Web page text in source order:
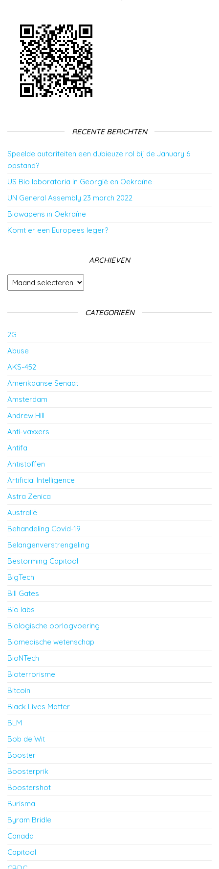
RECENTE BERICHTEN
Speelde autoriteiten een dubieuze rol bij de January 6
opstand?
US Bio laboratoria in Georgië en Oekraïne
UN General Assembly 23 march 2022
Biowapens in Oekraïne
Komt er een Europees leger?
ARCHIEVEN
Archieven
CATEGORIEËN
2G
Abuse
AKS-452
Amerikaanse Senaat
Amsterdam
Andrew Hill
Anti-vaxxers
Antifa
Antistoffen
Artificial Intelligence
Astra Zenica
Australië
Behandeling Covid-19
Belangenverstrengeling
Bestorming Capitool
BigTech
Bill Gates
Bio labs
Biologische oorlogvoering
Biomedische wetenschap
BioNTech
Bioterrorisme
Bitcoin
Black Lives Matter
BLM
Bob de Wit
Booster
Boosterprik
Boostershot
Burisma
Byram Bridle
Canada
Capitool